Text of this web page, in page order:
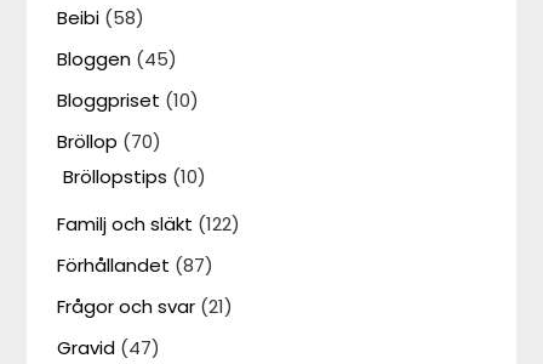
Beibi (58)
Bloggen (45)
Bloggpriset (10)
Bröllop (70)
Bröllopstips (10)
Familj och släkt (122)
Förhållandet (87)
Frågor och svar (21)
Gravid (47)